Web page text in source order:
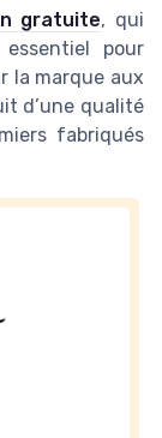
gratuite, qui
pour
la marque aux
d’une qualité
fabriqués